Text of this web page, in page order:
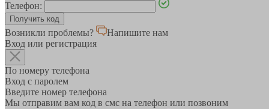
Телефон:
Возникли проблемы?
Напишите нам
Вход или регистрация
По номеру телефона
Вход с паролем
Введите номер телефона
Мы отправим вам код в смс на телефон или позвоним